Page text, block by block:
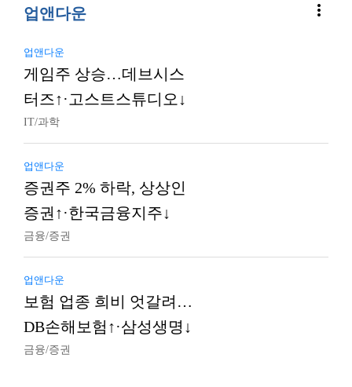
업앤다운 more_vert
업앤다운
게임주 상승…데브시스
터즈↑·고스트스튜디오↓
IT/과학
업앤다운
증권주 2% 하락, 상상인
증권↑·한국금융지주↓
금융/증권
업앤다운
보험 업종 희비 엇갈려…
DB손해보험↑·삼성생명↓
금융/증권